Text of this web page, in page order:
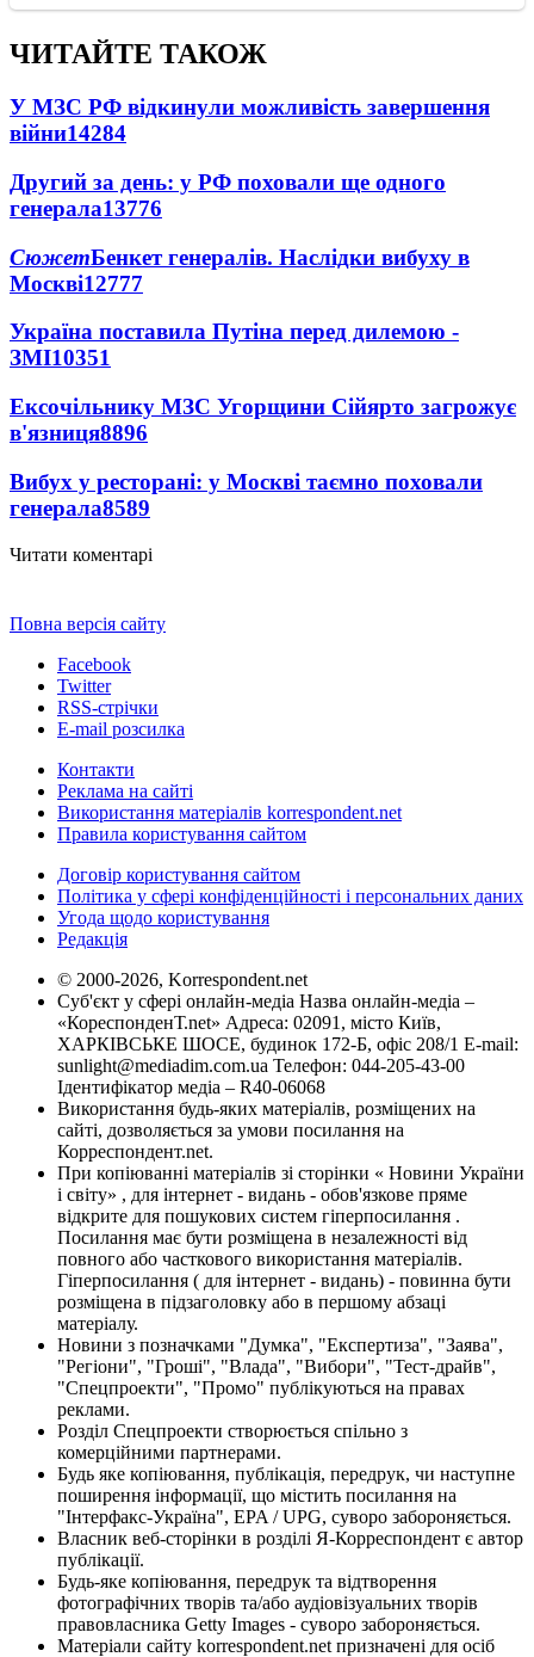
ЧИТАЙТЕ ТАКОЖ
У МЗС РФ відкинули можливість завершення
війни14284
Другий за день: у РФ поховали ще одного
генерала13776
СюжетБенкет генералів. Наслідки вибуху в
Москві12777
Україна поставила Путіна перед дилемою -
ЗМІ10351
Ексочільнику МЗС Угорщини Сійярто загрожує
в'язниця8896
Вибух у ресторані: у Москві таємно поховали
генерала8589
Читати коментарі
Повна версія сайту
Facebook
Twitter
RSS-стрічки
E-mail розсилка
Контакти
Реклама на сайті
Використання матеріалів korrespondent.net
Правила користування сайтом
Договір користування сайтом
Політика у сфері конфіденційності і персональних даних
Угода щодо користування
Редакція
© 2000-2026, Korrespondent.net
Суб'єкт у сфері онлайн-медіа Назва онлайн-медіа –
«КореспонденТ.net» Адреса: 02091, місто Київ,
ХАРКІВСЬКЕ ШОСЕ, будинок 172-Б, офіс 208/1 E-mail:
sunlight@mediadim.com.ua Телефон: 044-205-43-00
Ідентифікатор медіа – R40-06068
Використання будь-яких матеріалів, розміщених на
сайті, дозволяється за умови посилання на
Корреспондент.net.
При копіюванні матеріалів зі сторінки « Новини України
і світу» , для інтернет - видань - обов'язкове пряме
відкрите для пошукових систем гіперпосилання .
Посилання має бути розміщена в незалежності від
повного або часткового використання матеріалів.
Гіперпосилання ( для інтернет - видань) - повинна бути
розміщена в підзаголовку або в першому абзаці
матеріалу.
Новини з позначками "Думка", "Експертиза", "Заява",
"Регіони", "Гроші", "Влада", "Вибори", "Тест-драйв",
"Спецпроекти", "Промо" публікуються на правах
реклами.
Розділ Спецпроекти створюється спільно з
комерційними партнерами.
Будь яке копіювання, публікація, передрук, чи наступне
поширення інформації, що містить посилання на
"Інтерфакс-Україна", EPA / UPG, суворо забороняється.
Власник веб-сторінки в розділі Я-Корреспондент є автор
публікації.
Будь-яке копіювання, передрук та відтворення
фотографічних творів та/або аудіовізуальних творів
правовласника Getty Images - суворо забороняється.
Матеріали сайту korrespondent.net призначені для осіб